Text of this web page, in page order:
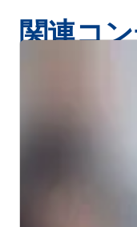
関連コ